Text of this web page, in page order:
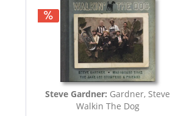
Steve Gardner: Gardner, Steve
Walkin The Dog